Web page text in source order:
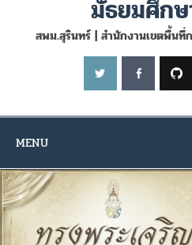
มัธยมศึก
สพม.สุรินทร์ | สำนักงานเขตพื้น
MENU